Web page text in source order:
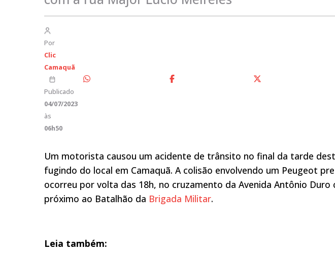
Por
Clic
Camaquã
Publicado
04/07/2023
às
06h50
Um motorista causou um acidente de trânsito no final da tarde
fugindo do local em Camaquã. A colisão envolvendo um Peugeot
ocorreu por volta das 18h, no cruzamento da Avenida Antônio Duro
próximo ao Batalhão da Brigada Militar.
Leia também: